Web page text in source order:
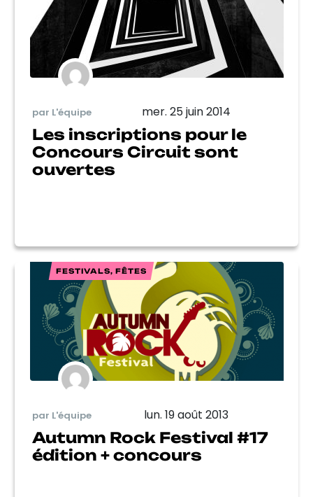
par L'équipe mer. 25 juin 2014
Les inscriptions pour le
Concours Circuit sont
ouvertes
FESTIVALS, FÊTES
par L'équipe lun. 19 août 2013
Autumn Rock Festival #17
édition + concours